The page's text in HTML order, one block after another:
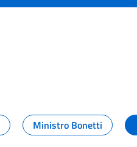
Ministro Bonetti